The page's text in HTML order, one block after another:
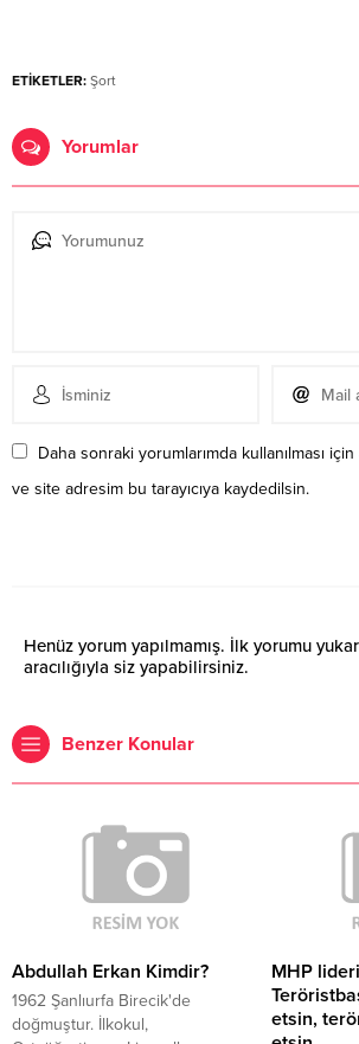
ETİKETLER: Şort
Yorumlar
Daha sonraki yorumlarımda kullanılması
ve site adresim bu tarayıcıya kaydedilsin.
Henüz yorum yapılmamış. İlk yorumu
aracılığıyla siz yapabilirsiniz.
Benzer Konular
Abdullah Erkan Kimdir?
1962 Şanlıurfa Birecik'de
doğmuştur. İlkokul,
MHP
etsin,